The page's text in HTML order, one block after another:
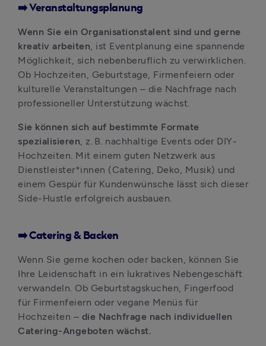
➡️ Veranstaltungsplanung
Wenn Sie ein Organisationstalent sind und gerne
kreativ arbeiten, ist Eventplanung eine spannende
Möglichkeit, sich nebenberuflich zu verwirklichen.
Ob Hochzeiten, Geburtstage, Firmenfeiern oder
kulturelle Veranstaltungen – die Nachfrage nach
professioneller Unterstützung wächst.
Sie können sich auf bestimmte Formate
spezialisieren, z. B. nachhaltige Events oder DIY-
Hochzeiten. Mit einem guten Netzwerk aus
Dienstleister*innen (Catering, Deko, Musik) und
einem Gespür für Kundenwünsche lässt sich dieser
Side-Hustle erfolgreich ausbauen.
➡️ Catering & Backen
Wenn Sie gerne kochen oder backen, können Sie
Ihre Leidenschaft in ein lukratives Nebengeschäft
verwandeln. Ob Geburtstagskuchen, Fingerfood
für Firmenfeiern oder vegane Menüs für
Hochzeiten – die Nachfrage nach individuellen
Catering-Angeboten wächst.